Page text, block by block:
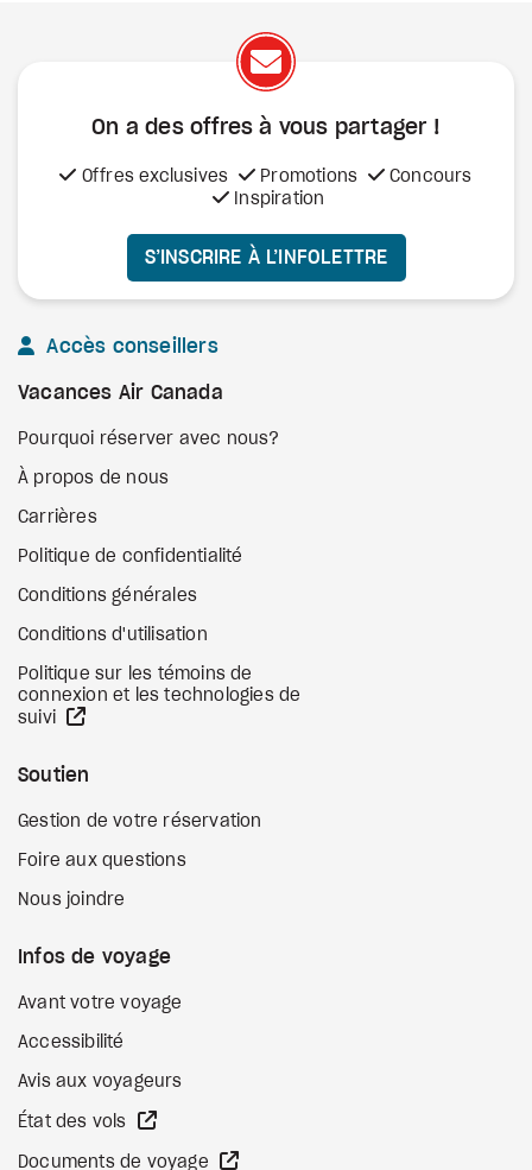
On a des offres à vous partager !
Offres exclusives Promotions
Concours
Inspiration
S’INSCRIRE À L’INFOLETTRE
Accès conseillers
Vacances Air Canada
Pourquoi réserver avec nous?
À propos de nous
Carrières
Politique de confidentialité
Conditions générales
Conditions d'utilisation
Politique sur les témoins de
connexion et les technologies de
suivi
Soutien
Gestion de votre réservation
Foire aux questions
Nous joindre
Infos de voyage
Avant votre voyage
Accessibilité
Avis aux voyageurs
État des vols
Documents de voyage